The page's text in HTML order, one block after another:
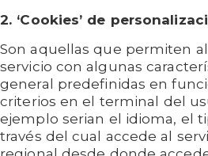
2. ‘Cookies’ de
Son aquellas que permiten
servicio con algunas
general predefinidas en
criterios en el terminal del
ejemplo serian el idioma, el
través del cual accede al